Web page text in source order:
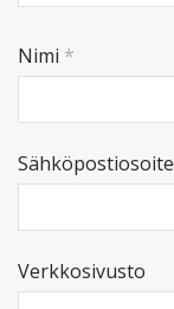
Nimi *
Sähköpostiosoite
Verkkosivusto